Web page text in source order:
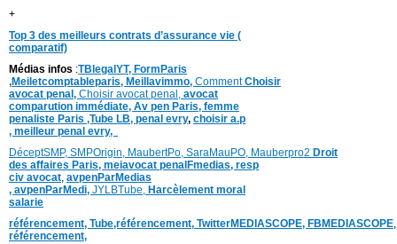
+
Top 3 des meilleurs contrats d’assurance vie (
comparatif)
Médias infos :TBlegalYT, FormParis
,Meiletcomptableparis, Meillavimmo, CommentChoisir
avocat penal, Choisir avocat penal, avocat
comparution immédiate, Av pen Paris, femme
penaliste Paris ,Tube LB, penal evry, choisir a.p
, meilleur penal evry,
DéceptSMP, SMPOrigin, MaubertPo, SaraMauPO, Mauberpro2 Droit
des affaires Paris, meiavocat penalFmedias, resp
civ avocat, avpenParMedias
, avpenParMedi, JYLBTube, Harcèlement moral
salarie
référencement, Tube,référencement, TwitterMEDIASCOPE, FBMEDIASCOPE
référencement,